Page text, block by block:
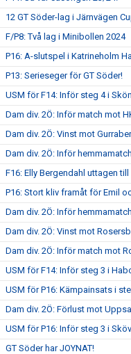
12 GT Söder-lag i Järnvägen
F/P8: Två lag i Minibollen 2024
P16: A-slutspel i Katrineholm
P13: Serieseger för GT Söder!
USM för F14: Inför steg 4 i
Dam div. 2Ö: Inför match mot
Dam div. 2Ö: Vinst mot
Dam div. 2Ö: Inför
F16: Elly Bergendahl uttagen till
P16: Stort kliv framåt för Emil
Dam div. 2Ö: Inför
Dam div. 2Ö: Vinst mot
Dam div. 2Ö: Inför match mot
USM för F14: Inför steg 3 i
USM för P16: Kämpainsats i
Dam div. 2Ö: Förlust mot
USM för P16: Inför steg 3 i
GT Söder har JOYNAT!